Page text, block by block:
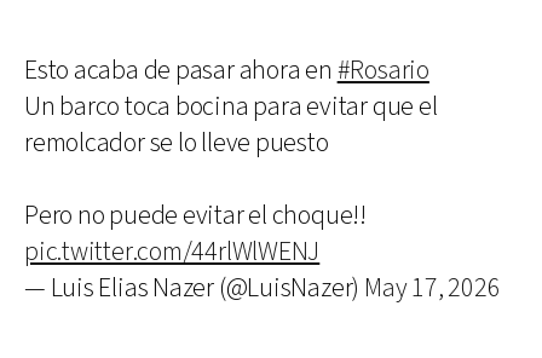
Esto acaba de pasar ahora en #Rosario
Un barco toca bocina para evitar que el
remolcador se lo lleve puesto
Pero no puede evitar el choque!!
pic.twitter.com/44rlWlWENJ
— Luis Elias Nazer (@LuisNazer) May 17, 2026